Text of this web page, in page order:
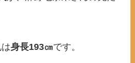
は身長193㎝です。